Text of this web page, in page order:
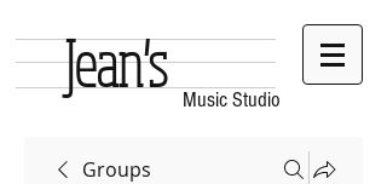
Music Studio
Jean's
Groups